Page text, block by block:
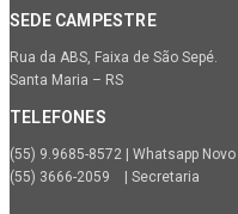
SEDE CAMPESTRE
Rua da ABS, Faixa de São Sepé.
Santa Maria – RS
TELEFONES
(55) 9.9685-8572 | Whatsapp Novo
(55) 3666-2059 | Secretaria